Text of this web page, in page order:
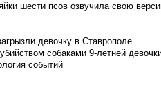
шести псов озвучила свою
девочку в Ставрополе
собаками 9-летней
событий